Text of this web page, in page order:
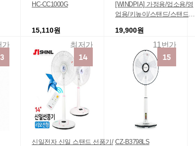
가
HC-CC1000G
15,110원
최저가
[WINDPIA] 가정용/업소용/영
업용/키높이/스탠드/스탠드형/
19,900원
11번가
신일전자 신일 스탠드 선풍기/ CZ-B3798LS